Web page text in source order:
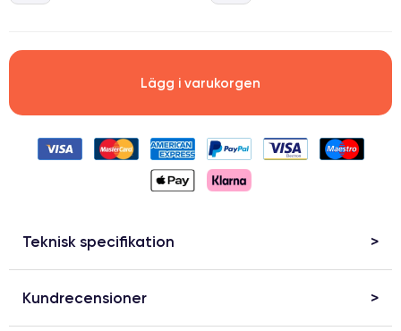
Lägg i varukorgen
Teknisk specifikation
Kundrecensioner